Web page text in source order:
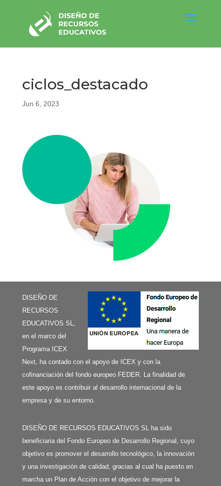
ciclos_destacado
Jun 6, 2023
DISEÑO DE
RECURSOS
EDUCATIVOS SL,
en el marco del
Programa ICEX
Next, ha contado con el apoyo de ICEX y con la
cofinanciación del fondo europeo FEDER. La finalidad de
este apoyo es contribuir al desarrollo internacional de la
empresa y de su entorno.
DISEÑO DE RECURSOS EDUCATIVOS SL ha sido
beneficiaria del Fondo Europeo de Desarrollo Regional, cuyo
objetivo es promover el desarrollo tecnológico, la innovación
y una investigación de calidad, gracias al cual ha puesto en
marcha un Plan de Acción con el objetivo de mejorar la